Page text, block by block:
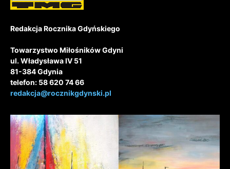
Redakcja Rocznika Gdyńskiego
Towarzystwo Miłośników Gdyni
ul. Władysława IV 51
81-384 Gdynia
telefon: 58 620 74 66
redakcja@rocznikgdynski.pl